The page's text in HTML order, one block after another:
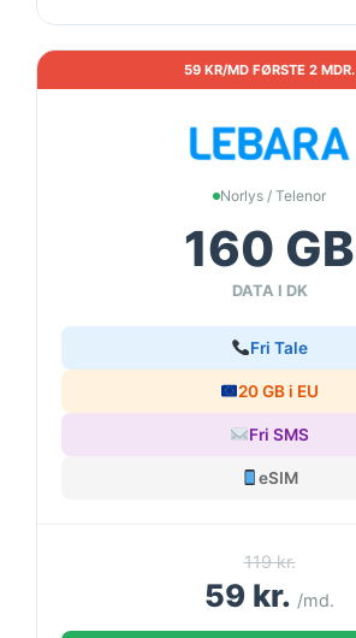
59 KR/MD FØRSTE 2 MDR.
Norlys / Telenor
160 GB
DATA I DK
Fri Tale
20 GB i EU
Fri SMS
eSIM
119 kr.
59 kr. /md.